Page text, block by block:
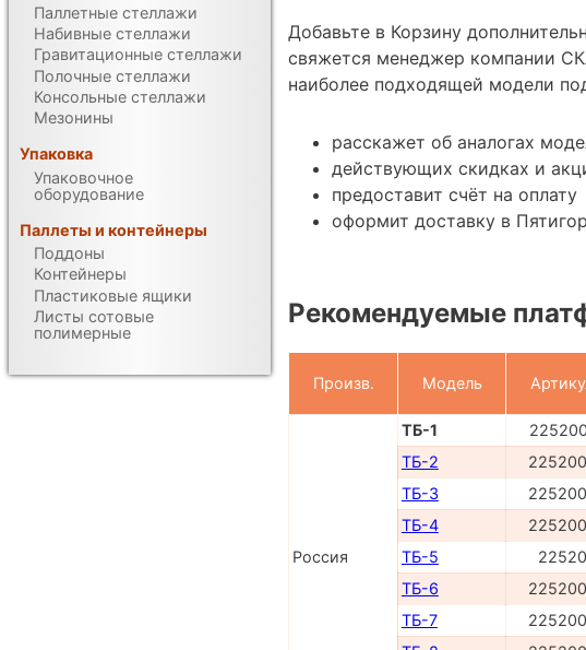
Добавьте в Корзину
свяжется менеджер компании
наиболее подходящей модели
расскажет об аналогах
действующих скидках и
предоставит счёт на оплату
оформит доставку в
Рекомендуемые
Произв. Модель
Россия
ТБ-1
ТБ-2
ТБ-3
ТБ-4
ТБ-5
22520
ТБ-6
ТБ-7
Паллетные стеллажи
Набивные стеллажи
Гравитационные стеллажи
Полочные стеллажи
Консольные стеллажи
Мезонины
Упаковка
Упаковочное
оборудование
Паллеты и контейнеры
Поддоны
Контейнеры
Пластиковые ящики
Листы сотовые
полимерные